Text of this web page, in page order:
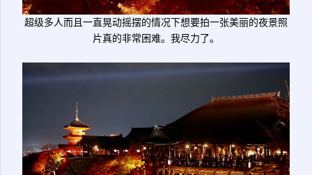
超级多人而且一直晃动摇摆的情况下想要拍一张美丽的夜景照
片真的非常困难。我尽力了。